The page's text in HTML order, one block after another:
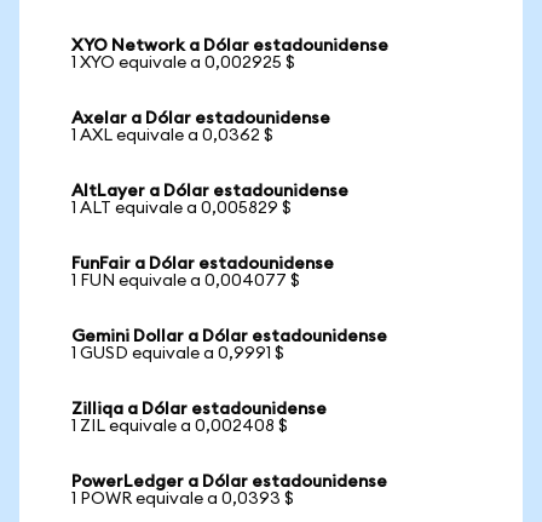
XYO Network a Dólar estadounidense
1 XYO equivale a 0,002925 $
Axelar a Dólar estadounidense
1 AXL equivale a 0,0362 $
AltLayer a Dólar estadounidense
1 ALT equivale a 0,005829 $
FunFair a Dólar estadounidense
1 FUN equivale a 0,004077 $
Gemini Dollar a Dólar estadounidense
1 GUSD equivale a 0,9991 $
Zilliqa a Dólar estadounidense
1 ZIL equivale a 0,002408 $
PowerLedger a Dólar estadounidense
1 POWR equivale a 0,0393 $